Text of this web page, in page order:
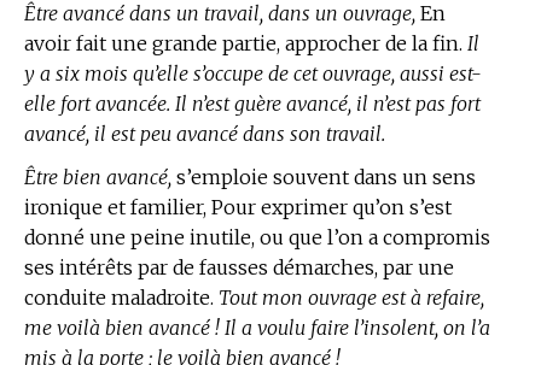
Être avancé dans un travail, dans un ouvrage, En
avoir fait une grande partie, approcher de la fin. Il
y a six mois qu’elle s’occupe de cet ouvrage, aussi est-
elle fort avancée. Il n’est guère avancé, il n’est pas fort
avancé, il est peu avancé dans son travail.
Être bien avancé, s’emploie souvent dans un sens
ironique et familier, Pour exprimer qu’on s’est
donné une peine inutile, ou que l’on a compromis
ses intérêts par de fausses démarches, par une
conduite maladroite. Tout mon ouvrage est à refaire,
me voilà bien avancé ! Il a voulu faire l’insolent, on l’a
mis à la porte ; le voilà bien avancé !